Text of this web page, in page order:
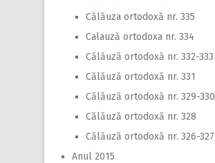
Călăuza ortodoxă nr. 335
Calauză ortodoxa nr. 334
Călăuză ortodoxă nr. 332-333
Călăuză ortodoxă nr. 331
Călăuză ortodoxă nr. 329-330
Călăuză ortodoxă nr. 328
Călăuză ortodoxă nr. 326-327
Anul 2015